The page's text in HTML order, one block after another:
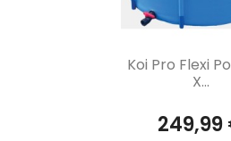
Aperçu
Koi Pro Flexi
X...
249,99